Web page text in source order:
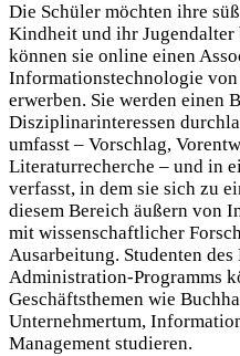
Die Schüler möchten ihre
Kindheit und ihr
können sie online einen
Informationstechnologie
erwerben. Sie werden einen
Disziplinarinteressen
umfasst – Vorschlag,
Literaturrecherche – und in
verfasst, in dem sie sich zu
diesem Bereich äußern von
mit wissenschaftlicher
Ausarbeitung. Studenten
Administration-Programms
Geschäftsthemen wie
Unternehmertum,
Management studieren.